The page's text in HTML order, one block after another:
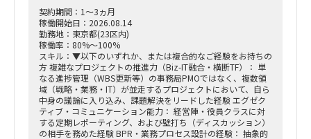
契約期間：1～3ヵ月
稼働開始日：2026.08.14
勤務地：東京都(23区内)
稼働率：80%～100%
スキル：▼以下のいずれか、または複合的なご経験をお持ちの
方 複雑なプロジェクトの推進力（Biz-IT融合・横断TF）： 単
なる進捗管理（WBS更新等）の事務局PMOではなく、複数領
域（戦略・業務・IT）が並走するプロジェクトにおいて、自ら
中身の議論に入り込み、課題解決をリードした経験 エグゼク
ティブ・コミュニケーション能力： 経営陣・役員クラスに対
する定期レポーティング、および壁打ち（ディスカッション）
の相手を務めた経験 BPR・業務プロセス設計の経験： 抽象的